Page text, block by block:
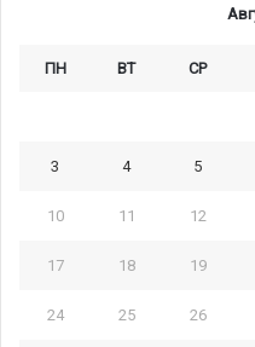
ПН ВТ СР
3 4 5
10 11 12
17 18 19
24 25 26